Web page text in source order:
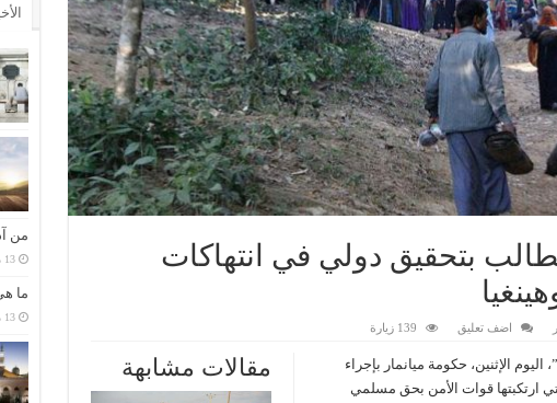
بتحقيق دولي في انتهاكات
اضف تعليق 139 زيارة
مقالات مشابهة
الإثنين، حكومة ميانمار بإجراء
ارتكبتها قوات الأمن بحق مسلمي
من
13 مارس، 2026
ما
13 مارس، 2026